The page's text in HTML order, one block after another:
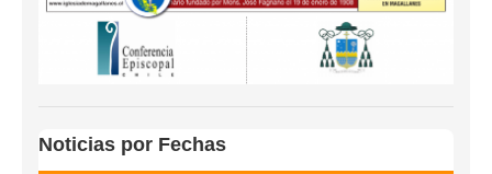
Noticias por Fechas